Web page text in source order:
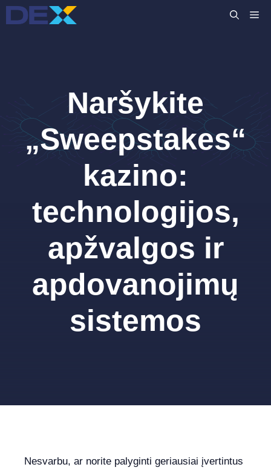
Pereiti
prie
Naršykite
„Sweepstakes“
kazino:
technologijos,
apžvalgos ir
apdovanojimų
sistemos
Nesvarbu, ar norite palyginti geriausiai įvertintus